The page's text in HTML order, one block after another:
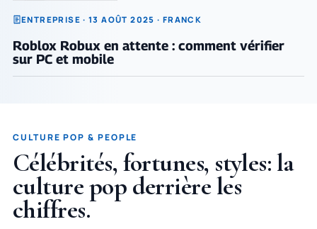
ENTREPRISE · 13 AOÛT 2025 · FRANCK
Roblox Robux en attente : comment vérifier
sur PC et mobile
CULTURE POP & PEOPLE
Célébrités, fortunes, styles: la
culture pop derrière les
chiffres.